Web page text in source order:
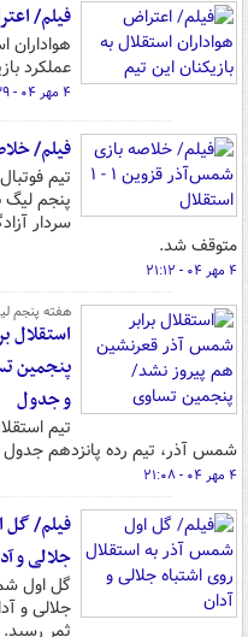
فیلم/
عملکرد
۴ مهر ۰۴ - ۲۱:۳۹
فیلم/ خلاصه
تیم
پنجم لیگ
سردار
متوقف شد.
۴ مهر ۰۴ - ۲۱:۱۲
هفته پنجم
استقلال
پنجمین
و جدول
تیم
شمس آذر، تیم رده پانزدهم
۴ مهر ۰۴ - ۲۱:۰۸
فیلم/ گل
جلالی و
گل اول
ثمر رسید.